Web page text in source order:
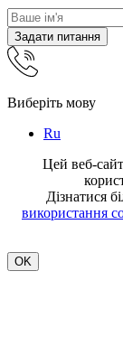
Задати питання
Виберіть мову
Ru
Цей веб-
Дізнатися
використання
OK